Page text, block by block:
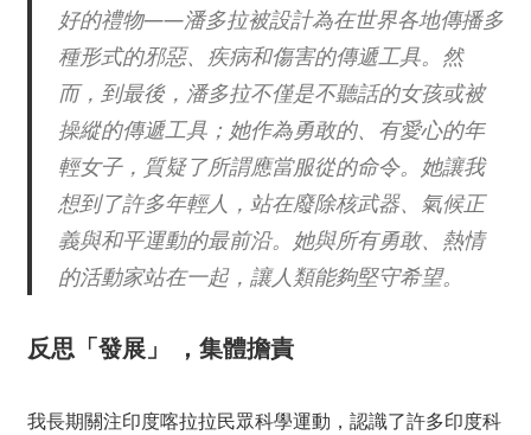
好的禮物——潘多拉被設計為在世界各地傳播多
種形式的邪惡、疾病和傷害的傳遞工具。然
而，到最後，潘多拉不僅是不聽話的女孩或被
操縱的傳遞工具；她作為勇敢的、有愛心的年
輕女子，質疑了所謂應當服從的命令。她讓我
想到了許多年輕人，站在廢除核武器、氣候正
義與和平運動的最前沿。她與所有勇敢、熱情
的活動家站在一起，讓人類能夠堅守希望。
反思「發展」 ，集體擔責
我長期關注印度喀拉拉民眾科學運動，認識了許多印度科